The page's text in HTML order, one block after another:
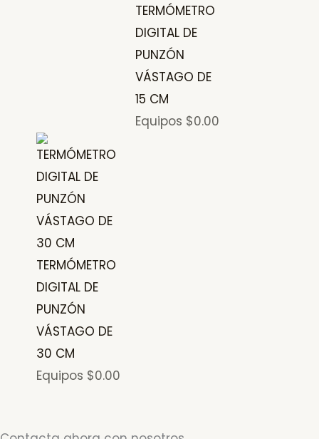
TERMÓMETRO
DIGITAL DE
PUNZÓN
VÁSTAGO DE
15 CM
Equipos $0.00
TERMÓMETRO
DIGITAL DE
PUNZÓN
VÁSTAGO DE
30 CM
Equipos $0.00